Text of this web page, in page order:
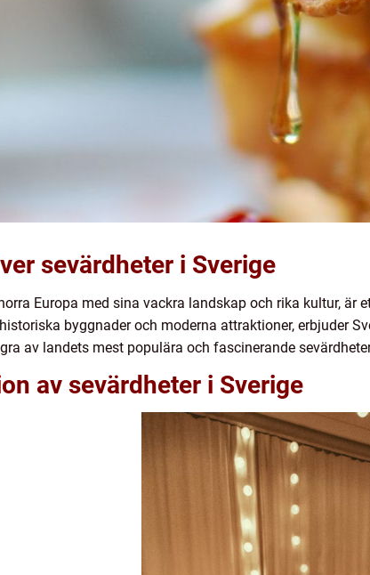
sevärdheter i Sverige
Europa med sina vackra landskap och rika kultur, är
byggnader och moderna attraktioner, erbjuder
av landets mest populära och fascinerande
av sevärdheter i Sverige